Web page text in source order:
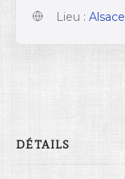
Lieu : Alsace
DÉTAILS